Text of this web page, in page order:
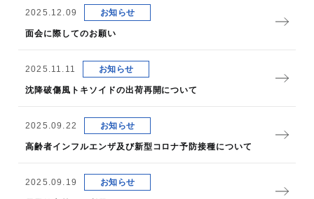
2025.12.09 お知らせ
面会に際してのお願い
2025.11.11 お知らせ
沈降破傷風トキソイドの出荷再開について
2025.09.22 お知らせ
高齢者インフルエンザ及び新型コロナ予防接種について
2025.09.19 お知らせ